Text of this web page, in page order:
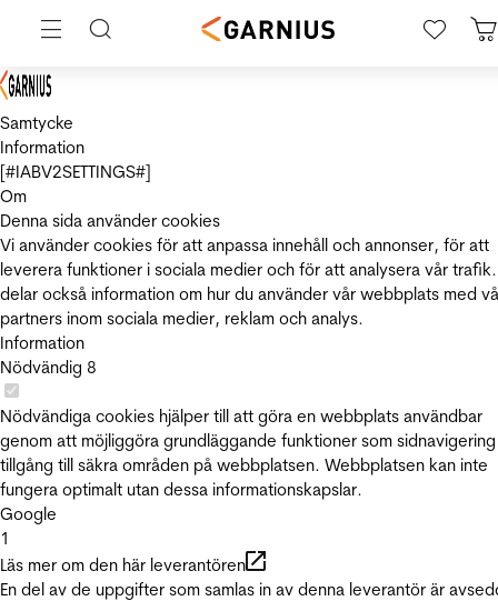
Samtycke
Information
[#IABV2SETTINGS#]
Om
Denna sida använder cookies
Vi använder cookies för att anpassa innehåll och annonser, för att
leverera funktioner i sociala medier och för att analysera vår
delar också information om hur du använder vår webbplats med
partners inom sociala medier, reklam och analys.
Information
Nödvändig 8
Nödvändiga cookies hjälper till att göra en webbplats användbar
genom att möjliggöra grundläggande funktioner som
tillgång till säkra områden på webbplatsen. Webbplatsen kan inte
fungera optimalt utan dessa informationskapslar.
Google
1
Läs mer om den här leverantören
En del av de uppgifter som samlas in av denna leverantör är